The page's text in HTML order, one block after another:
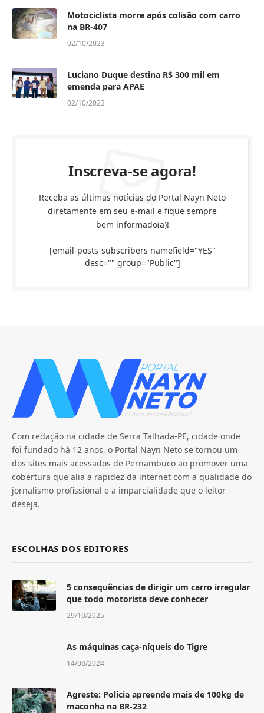
Motociclista morre após colisão com carro
na BR-407
02/10/2023
Luciano Duque destina R$ 300 mil em
emenda para APAE
02/10/2023
Inscreva-se agora!
Receba as últimas notícias do Portal Nayn Neto
diretamente em seu e-mail e fique sempre
bem informado(a)!
[email-posts-subscribers namefield="YES"
desc="" group="Public"]
Com redação na cidade de Serra Talhada-PE, cidade onde
foi fundado há 12 anos, o Portal Nayn Neto se tornou um
dos sites mais acessados de Pernambuco ao promover uma
cobertura que alia a rapidez da internet com a qualidade do
jornalismo profissional e a imparcialidade que o leitor
deseja.
ESCOLHAS DOS EDITORES
5 consequências de dirigir um carro irregular
que todo motorista deve conhecer
29/10/2025
As máquinas caça-níqueis do Tigre
14/08/2024
Agreste: Polícia apreende mais de 100kg de
maconha na BR-232